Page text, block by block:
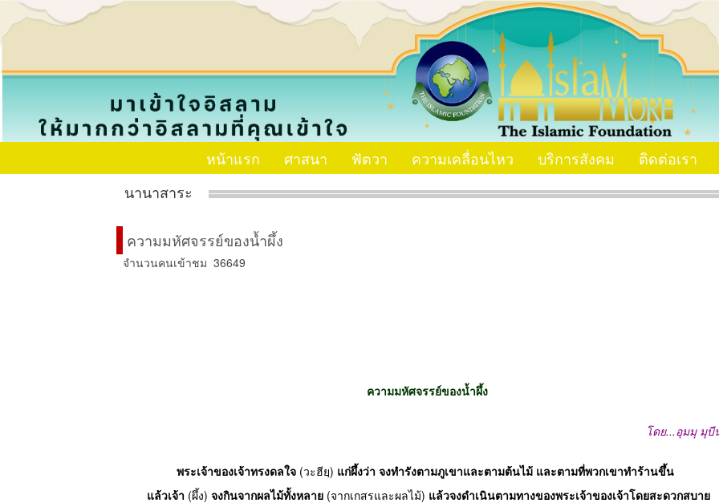
หน้าแรก ศาสนา ฟัตวา ความเคลื่อนไหว บริการสังคม
ติดต่อเรา
นานาสาระ
ความมหัศจรรย์ของน้ำผึ้ง
จำนวนคนเข้าชม 36649
ความมหัศจรรย์ของน้ำผึ้ง
โดย...อุมมุ มุบี
พระเจ้าของเจ้าทรงดลใจ (วะฮียฺ) แก่ผึ้งว่า จงทำรังตามภูเขาและตามต้นไม้ และตามที่พวกเขาทำร้านขึ้น
แล้วเจ้า (ผึ้ง)จงกินจากผลไม้ทั้งหลาย (จากเกสรและผลไม้) แล้วจงดำเนินตามทางของพระเจ้าของเจ้าโดยสะดวกสบาย